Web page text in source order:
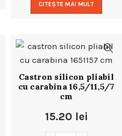
CITEȘTE MAI MULT
Castron silicon pliabil
cu carabina 16,5/11,5/7
cm
15.20 lei